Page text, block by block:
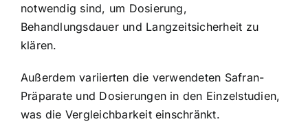
notwendig sind, um Dosierung,
Behandlungsdauer und Langzeitsicherheit zu
klären.
Außerdem variierten die verwendeten Safran-
Präparate und Dosierungen in den Einzelstudien,
was die Vergleichbarkeit einschränkt.